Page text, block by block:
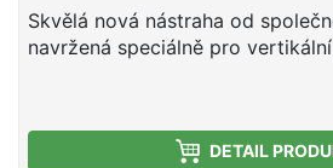
Skvělá nová nástraha od
navržená speciálně pro
realistickou akci a pocit. -
drop shot styly lovu - Dvojitý
pro maximálně atraktivní akci. -
DETAIL